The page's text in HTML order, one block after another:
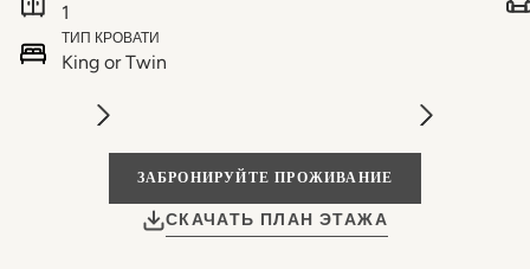
1
ТИП КРОВАТИ
King or Twin
ЗАБРОНИРУЙТЕ ПРОЖИВАНИЕ
СКАЧАТЬ ПЛАН ЭТАЖА